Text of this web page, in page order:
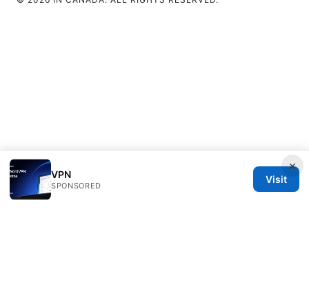
×
VPN
SPONSORED
Visit